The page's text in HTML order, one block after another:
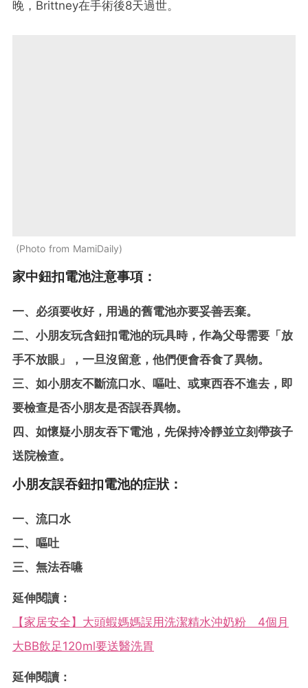
晚，Brittney在手術後8天過世。
Photo from MamiDaily
家中鈕扣電池注意事項：
一、必須要收好，用過的舊電池亦要妥善丟棄。
二、小朋友玩含鈕扣電池的玩具時，作為父母需要「放
手不放眼」，一旦沒留意，他們便會吞食了異物。
三、如小朋友不斷流口水、嘔吐、或東西吞不進去，即
要檢查是否小朋友是否誤吞異物。
四、如懷疑小朋友吞下電池，先保持冷靜並立刻帶孩子
送院檢查。
小朋友誤吞鈕扣電池的症狀：
一、流口水
二、嘔吐
三、無法吞嚥
延伸閱讀：
【家居安全】大頭蝦媽媽誤用洗潔精水沖奶粉 4個月
大BB飲足120ml要送醫洗胃
延伸閱讀：